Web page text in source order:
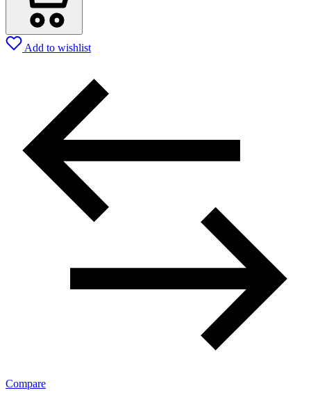
Add to wishlist
Compare